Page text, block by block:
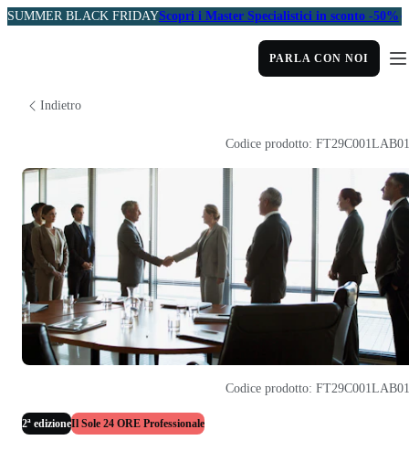
SUMMER BLACK FRIDAYScopri i Master Specialistici in sconto -50%
PARLA CON NOI
Indietro
2ª edizioneIl Sole 24 ORE Professionale
Codice prodotto:
Codice prodotto: